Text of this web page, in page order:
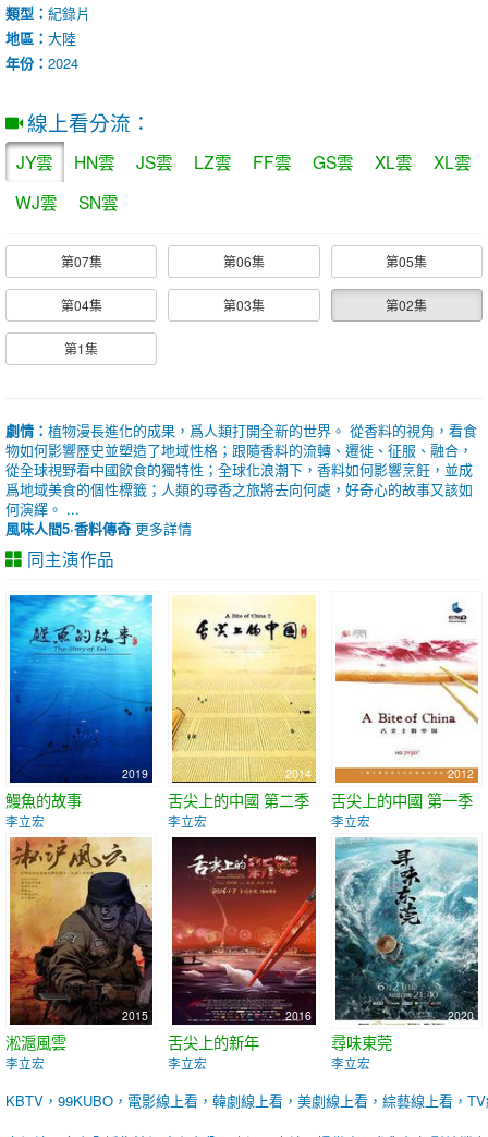
類型： 紀錄片
地區： 大陸
年份： 2024
線上看分流：
JY雲 HN雲 JS雲 LZ雲 FF雲 GS雲 XL雲
XL雲
WJ雲
SN雲
第07集 第06集 第05集
第04集 第03集 第02集
第1集
劇情： 植物漫長進化的成果，爲人類打開全新的世界。 從香料的視角，看食
物如何影響歷史並塑造了地域性格；跟隨香料的流轉、遷徙、征服、融合，
從全球視野看中國飲食的獨特性；全球化浪潮下，香料如何影響烹飪，並成
爲地域美食的個性標籤；人類的尋香之旅將去向何處，好奇心的故事又該如
何演繹。 ...
風味人間5·香料傳奇 更多詳情
同主演作品
2019
鰻魚的故事
李立宏
2014
舌尖上的中國 第二季
李立宏
2012
舌尖上的中國 第一季
李立宏
2015
淞滬風雲
李立宏
2016
舌尖上的新年
李立宏
2020
尋味東莞
李立宏
KBTV，99KUBO，電影線上看，韓劇線上看，美劇線上看，綜藝線上看，